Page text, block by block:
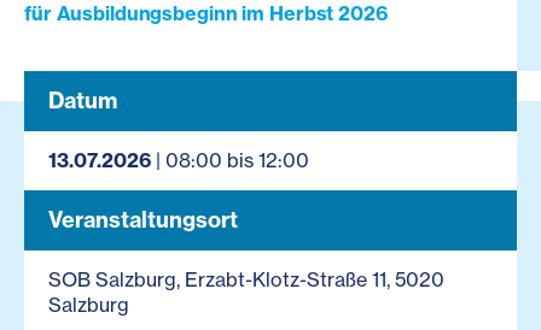
für Ausbildungsbeginn im Herbst 2026
Datum
13.07.2026 | 08:00 bis 12:00
Veranstaltungsort
SOB Salzburg, Erzabt-Klotz-Straße 11, 5020
Salzburg